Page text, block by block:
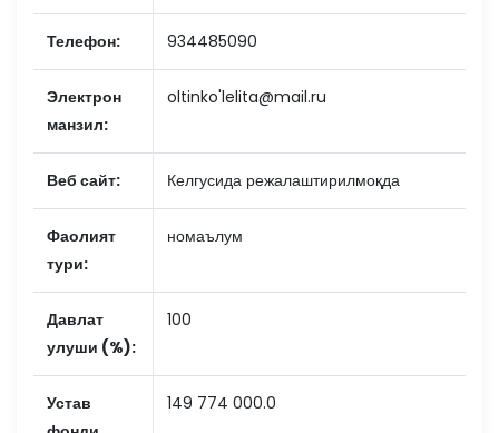
Телефон: 934485090
Электрон
манзил:
oltinko'lelita@mail.ru
Веб сайт: Келгусида режалаштирилмоқда
Фаолият
тури:
номаълум
Давлат
улуши (%):
100
Устав
149 774 000.0